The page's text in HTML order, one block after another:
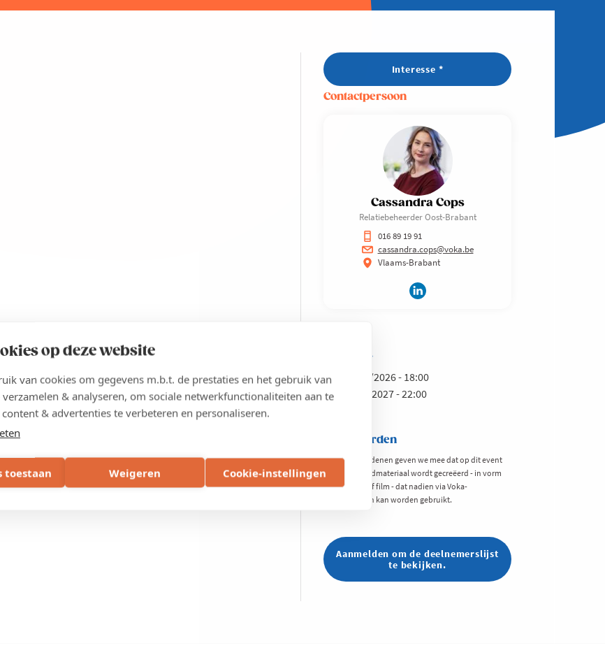
op deze website
van cookies om gegevens m.b.t. de prestaties en het gebruik van
verzamelen & analyseren, om sociale netwerkfunctionaliteiten aan te
& advertenties te verbeteren en personaliseren.
toestaan Weigeren Cookie-instellingen
Interesse *
Contactpersoon
Cassandra Cops
Relatiebeheerder Oost-Brabant
016 89 19 91
cassandra.cops@voka.be
Vlaams-Brabant
Wanneer
Van 20/10/2026 - 18:00
Tot 11/05/2027 - 22:00
Voorwaarden
Om privacyredenen geven we mee dat op dit event
mogelijk beeldmateriaal wordt gecreëerd - in vorm
van foto en/of film - dat nadien via Voka-
mediakanalen kan worden gebruikt.
Aanmelden om de deelnemerslijst
te bekijken.